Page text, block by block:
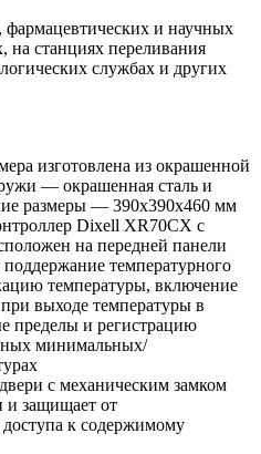
фармацевтических и научных
на станциях переливания
службах и других
изготовлена из окрашенной
— окрашенная сталь и
размеры — 390x390x460 мм
Dixell XR70CX с
на передней панели
температурного
температуры, включение
выходе температуры в
пределы и регистрацию
минимальных/
с механическим замком
и защищает от
к содержимому